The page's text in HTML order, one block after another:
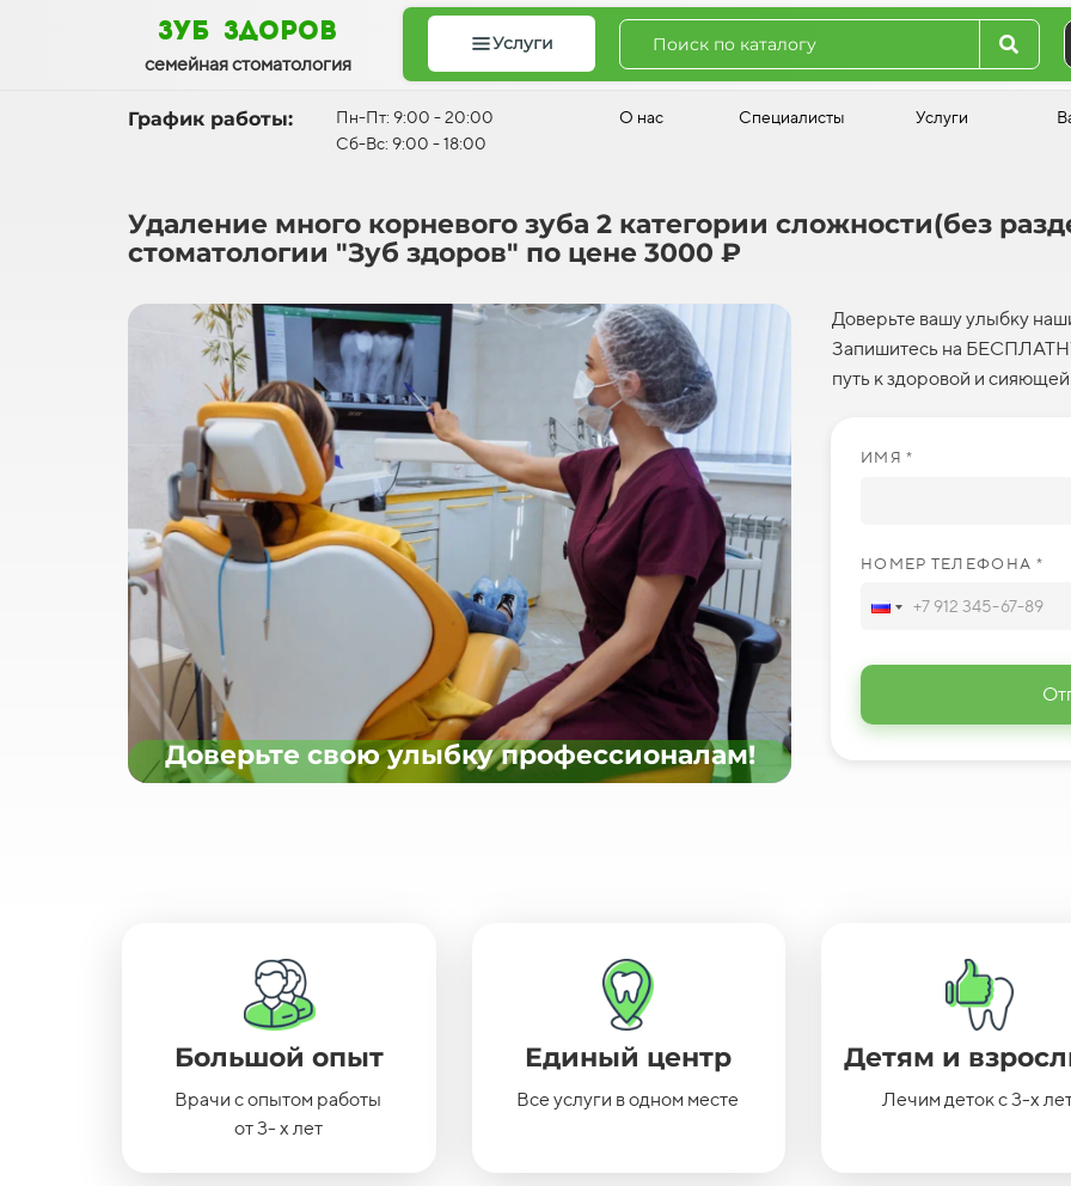
зуб здоров
семейная стоматология
Услуги
График работы:
Пн-Пт: 9:00 - 20:00
Сб-Вс: 9:00 - 18:00
О нас Специалисты Услуги
Удаление много корневого зуба 2 категории сложности(без
стоматологии "Зуб здоров" по цене 3000 ₽
Доверьте свою улыбку профессионалам!
Доверьте вашу улыбку
Запишитесь на
путь к здоровой и
ИМЯ *
НОМЕР ТЕЛЕФОНА *
Большой опыт
Врачи с опытом работы
от 3- х лет
Единый центр
Все услуги в одном месте
Детям и
Лечим деток с 3-х